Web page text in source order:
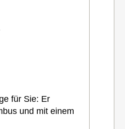
für Sie: Er
und mit einem